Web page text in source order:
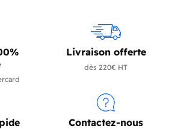
Livraison offerte
dès 220€ HT
Contactez-nous